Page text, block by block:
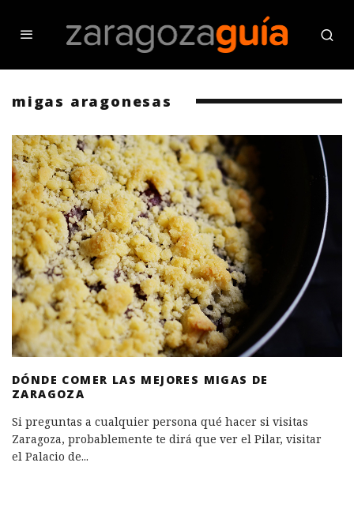
migas aragonesas
DÓNDE COMER LAS MEJORES MIGAS DE
ZARAGOZA
Si preguntas a cualquier persona qué hacer si visitas
Zaragoza, probablemente te dirá que ver el Pilar, visitar
el Palacio de...